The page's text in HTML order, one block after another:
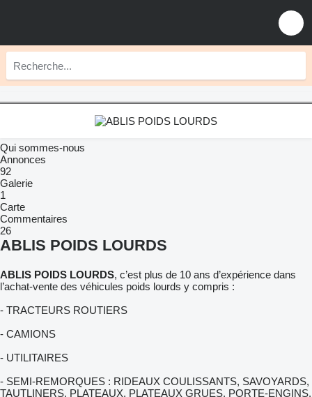
Qui sommes-nous
Annonces
92
Galerie
1
Carte
Commentaires
26
ABLIS POIDS LOURDS
ABLIS POIDS LOURDS, c’est plus de 10 ans d’expérience dans
l’achat-vente des véhicules poids lourds y compris :
- TRACTEURS ROUTIERS
- CAMIONS
- UTILITAIRES
- SEMI-REMORQUES : RIDEAUX COULISSANTS, SAVOYARDS,
TAUTLINERS, PLATEAUX, PLATEAUX GRUES, PORTE-ENGINS,